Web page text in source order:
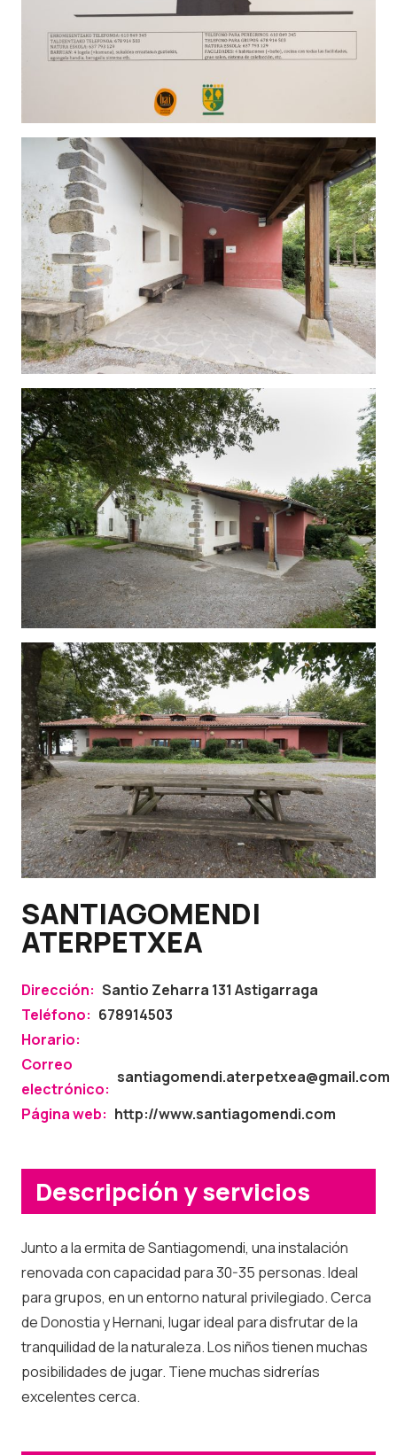
SANTIAGOMENDI
ATERPETXEA
Dirección: Santio Zeharra 131 Astigarraga
Teléfono: 678914503
Horario:
Correo
electrónico:
santiagomendi.aterpetxea@gmail.com
Página web: http://www.santiagomendi.com
Descripción y servicios
Junto a la ermita de Santiagomendi, una instalación
renovada con capacidad para 30-35 personas. Ideal
para grupos, en un entorno natural privilegiado. Cerca
de Donostia y Hernani, lugar ideal para disfrutar de la
tranquilidad de la naturaleza. Los niños tienen muchas
posibilidades de jugar. Tiene muchas sidrerías
excelentes cerca.